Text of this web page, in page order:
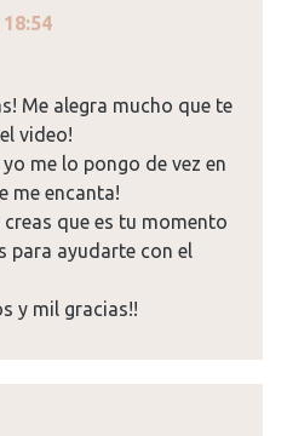
Me alegra mucho que te
video!
me lo pongo de vez en
me encanta!
que es tu momento
para ayudarte con el
y mil gracias!!